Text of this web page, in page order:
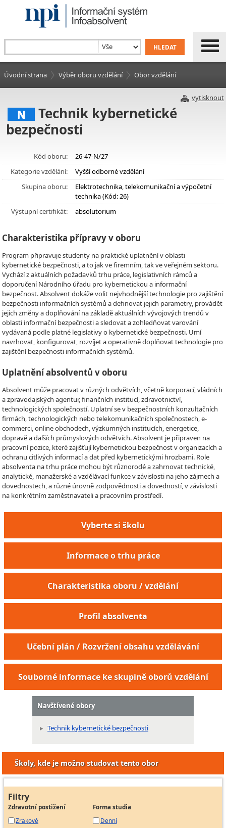
Úvodní strana Výběr oboru vzdělání Obor vzdělání
vytisknout
N
Technik kybernetické
bezpečnosti
Kód oboru:
26-47-N/27
Kategorie vzdělání:
Vyšší odborné vzdělání
Skupina oboru:
Elektrotechnika, telekomunikační a výpočetní
technika (Kód: 26)
Výstupní certifikát:
absolutorium
Charakteristika přípravy v oboru
Program připravuje studenty na praktické uplatnění v oblasti
kybernetické bezpečnosti, a to jak ve firemním, tak ve veřejném sektoru.
Vychází z aktuálních požadavků trhu práce, legislativních rámců a
doporučení Národního úřadu pro kybernetickou a informační
bezpečnost. Absolvent dokáže volit nejvhodnější technologie pro zajištění
bezpečnosti informačních systémů a definovat jejich parametry, provádět
jejich změny a doplňování na základě aktuálních vývojových trendů v
oblasti informační bezpečnosti a sledovat a zohledňovat varování
vydávaná podle platné legislativy o kybernetické bezpečnosti. Umí
navrhovat, konfigurovat, rozvíjet a operativně doplňovat technologie pro
zajištění bezpečnosti informačních systémů.
Uplatnění absolventů v oboru
Absolvent může pracovat v různých odvětvích, včetně korporací, vládních
a zpravodajských agentur, finančních institucí, zdravotnictví,
technologických společností. Uplatní se v bezpečnostních konzultačních
firmách, technologických nebo telekomunikačních společnostech, e-
commerci, online obchodech, výzkumných institucích, energetice,
dopravě a dalších průmyslových odvětvích. Absolvent je připraven na
pracovní pozice, které zajišťují kybernetickou bezpečnost v organizacích a
ochranu citlivých informací a dat před kybernetickými hrozbami. Role
absolventa na trhu práce mohou být různorodé a zahrnovat technické,
analytické, manažerské a vzdělávací funkce v závislosti na jeho zájmech a
dovednostech, a různé úrovně zodpovědnosti a dovedností, v závislosti
na konkrétním zaměstnavateli a pracovním prostředí.
Vyberte si školu
Informace o trhu práce
Charakteristika oboru / vzdělání
Profil absolventa
Učební plán / Rozvržení obsahu vzdělávání
Souborné informace ke skupině oborů vzdělání
Navštívené obory
Technik kybernetické bezpečnosti
Školy, kde je možno studovat tento obor
Filtry
Zdravotní postižení
Zrakové
Forma studia
Denní